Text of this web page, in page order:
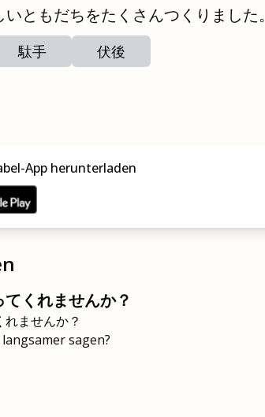
ともだちをたくさんつくりました。
駄手 伏後
App herunterladen
くれませんか？
ませんか？
sagen?